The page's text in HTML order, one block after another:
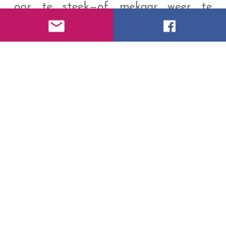
oor te steek—of mekaar weer te
verloor.